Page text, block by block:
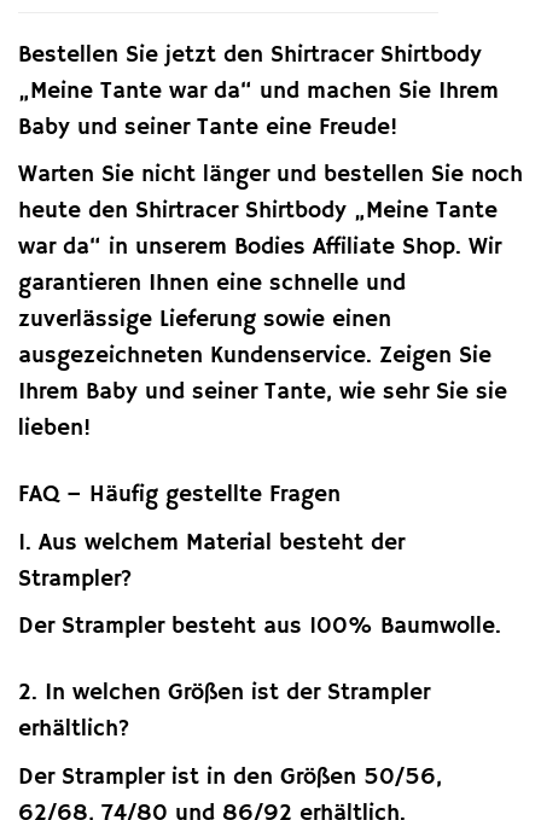
Bestellen Sie jetzt den Shirtracer Shirtbody
„Meine Tante war da“ und machen Sie Ihrem
Baby und seiner Tante eine Freude!
Warten Sie nicht länger und bestellen Sie noch
heute den Shirtracer Shirtbody „Meine Tante
war da“ in unserem Bodies Affiliate Shop. Wir
garantieren Ihnen eine schnelle und
zuverlässige Lieferung sowie einen
ausgezeichneten Kundenservice. Zeigen Sie
Ihrem Baby und seiner Tante, wie sehr Sie sie
lieben!
FAQ – Häufig gestellte Fragen
1. Aus welchem Material besteht der
Strampler?
Der Strampler besteht aus 100% Baumwolle.
2. In welchen Größen ist der Strampler
erhältlich?
Der Strampler ist in den Größen 50/56,
62/68, 74/80 und 86/92 erhältlich.